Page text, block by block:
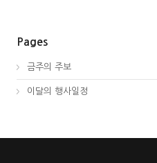
Pages
금주의 주보
이달의 행사일정